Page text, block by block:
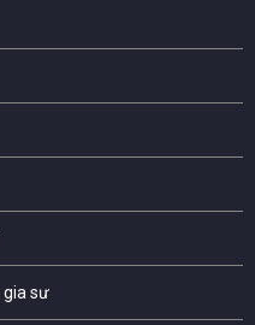
gia sư